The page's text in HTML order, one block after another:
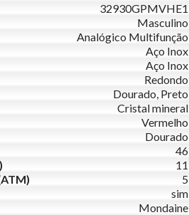
32930GPMVHE1
Masculino
Analógico Multifunção
Aço Inox
Aço Inox
Redondo
Dourado, Preto
Cristal mineral
Vermelho
Dourado
46
11
5
sim
Mondaine